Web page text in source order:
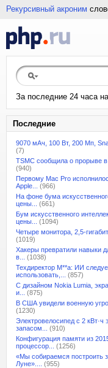
Рекурсивный акроним
За последние 24 часа
Последние
9070 мАч, 100 Вт, 200 Мп,
(7)
TSMC сообщила о прорыве в
(940)
Первому Mac Pro
Apple...
(966)
На фоне бума
цены...
(661)
Бум искусственного
цены...
(1094)
Четыре монитора, 2,5-
(1019)
Хакеры превратили навыки
в...
(1038)
Техдиректор M**a: ИИ
использовать,...
(857)
С дизайном Nokia Lumia,
и...
(875)
В США увидели военную
(1230)
Электровелосипед с 2 кВт·ч
запасом...
(910)
Конфигурация памяти из
процессор...
(1256)
«Мы собираемся построить
Луне»....
(955)